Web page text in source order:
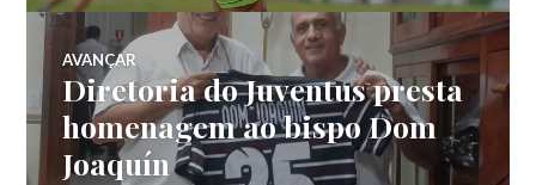
AVANÇAR
Diretoria do Juventus presta
homenagem ao bispo Dom
Joaquín